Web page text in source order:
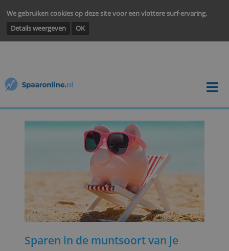
We gebruiken cookies op deze site voor een vlottere surf-
Details weergeven